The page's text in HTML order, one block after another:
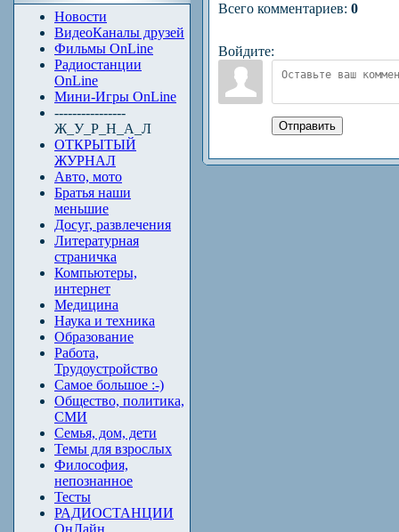
Новости
ВидеоКаналы друзей
Фильмы OnLine
Радиостанции
OnLine
Мини-Игры OnLine
----------------
Ж_У_Р_Н_А_Л
ОТКРЫТЫЙ
ЖУРНАЛ
Авто, мото
Братья наши
меньшие
Досуг, развлечения
Литературная
страничка
Компьютеры,
интернет
Медицина
Наука и техника
Образование
Работа,
Трудоустройство
Самое большое :-)
Общество, политика,
СМИ
Семья, дом, дети
Темы для взрослых
Философия,
непознанное
Тесты
РАДИОСТАНЦИИ
ОнЛайн
Всего комментариев: 0
Войдите:
Отправить